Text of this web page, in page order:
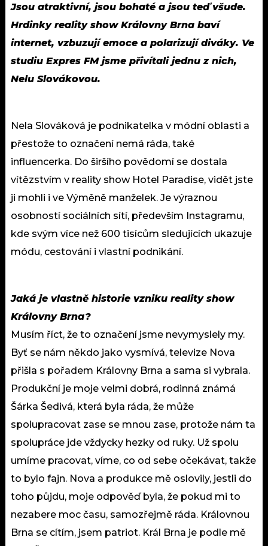
Jsou atraktivní, jsou bohaté a jsou teď všude.
Hrdinky reality show Královny Brna baví
internet, vzbuzují emoce a polarizují diváky. Ve
studiu Expres FM jsme přivítali jednu z nich,
Nelu Slovákovou.
Nela Slováková je podnikatelka v módní oblasti a
přestože to označení nemá ráda, také
influencerka. Do širšího povědomí se dostala
vítězstvím v reality show Hotel Paradise, vidět jste
ji mohli i ve Výměně manželek. Je výraznou
osobností sociálních sítí, především Instagramu,
kde svým více než 600 tisícům sledujících ukazuje
módu, cestování i vlastní podnikání.
Jaká je vlastně historie vzniku reality show
Královny Brna?
Musím říct, že to označení jsme nevymyslely my.
Byť se nám někdo jako vysmívá, televize Nova
přišla s pořadem Královny Brna a sama si vybrala.
Produkční je moje velmi dobrá, rodinná známá
Šárka Šedivá, která byla ráda, že může
spolupracovat zase se mnou zase, protože nám ta
spolupráce jde vždycky hezky od ruky. Už spolu
umíme pracovat, víme, co od sebe očekávat, takže
to bylo fajn. Nova a produkce mě oslovily, jestli do
toho půjdu, moje odpověď byla, že pokud mi to
nezabere moc času, samozřejmě ráda. Královnou
Brna se cítím, jsem patriot. Král Brna je podle mě